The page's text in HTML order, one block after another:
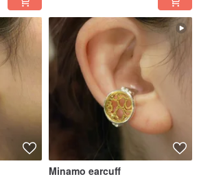
Minamo earcuff